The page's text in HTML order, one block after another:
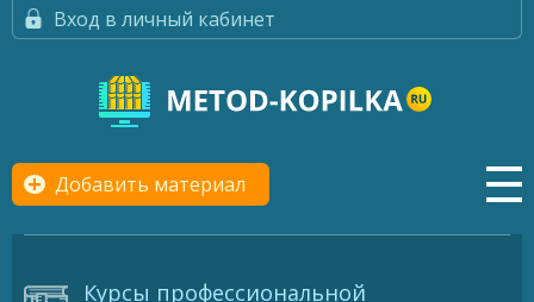
Вход в личный кабинет
Добавить материал
Курсы профессиональной